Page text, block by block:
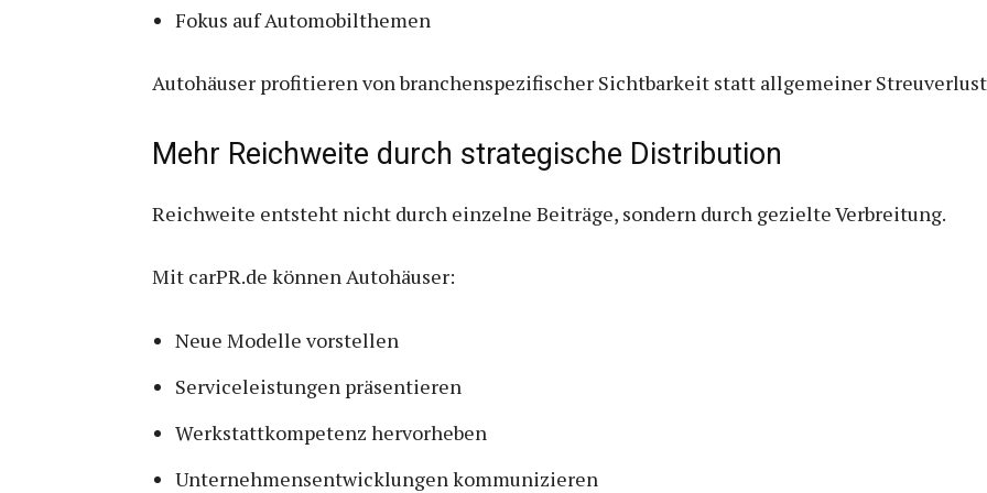
Fokus auf Automobilthemen
Autohäuser profitieren von branchenspezifischer Sichtbarkeit statt allgemeiner
Mehr Reichweite durch strategische Distribution
Reichweite entsteht nicht durch einzelne Beiträge, sondern durch gezielte Verbreitung.
Mit carPR.de können Autohäuser:
Neue Modelle vorstellen
Serviceleistungen präsentieren
Werkstattkompetenz hervorheben
Unternehmensentwicklungen kommunizieren